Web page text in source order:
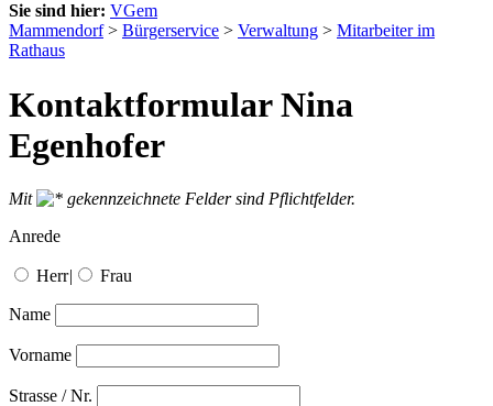
Sie sind hier: VGem
Mammendorf> Bürgerservice > Verwaltung > Mitarbeiter im
Rathaus
Kontaktformular Nina
Egenhofer
Mit
gekennzeichnete Felder sind Pflichtfelder.
Anrede
Herr| Frau
Name
Vorname
Strasse / Nr.